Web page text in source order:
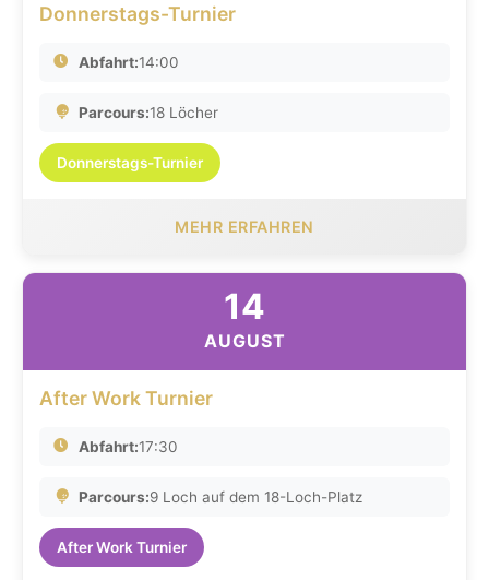
Donnerstags-Turnier
Abfahrt:14:00
Parcours:18 Löcher
Donnerstags-Turnier
MEHR ERFAHREN
14
AUGUST
After Work Turnier
Abfahrt:17:30
Parcours:9 Loch auf dem 18-Loch-Platz
After Work Turnier